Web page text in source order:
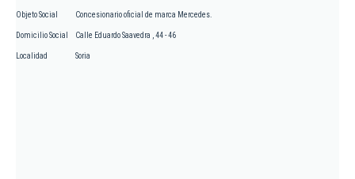
Objeto Social Concesionario oficial de marca Mercedes.
Domicilio Social Calle Eduardo Saavedra , 44 - 46
Localidad Soria